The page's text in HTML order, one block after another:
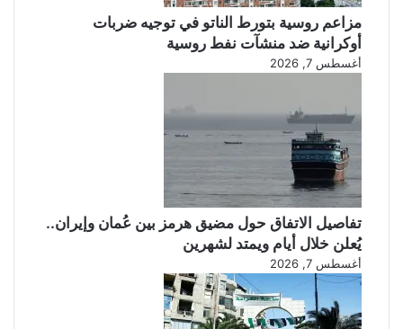
مزاعم روسية بتورط الناتو في توجيه ضربات
أوكرانية ضد منشآت نفط روسية
أغسطس 7, 2026
تفاصيل الاتفاق حول مضيق هرمز بين عُمان وإيران..
يُعلن خلال أيام ويمتد لشهرين
أغسطس 7, 2026